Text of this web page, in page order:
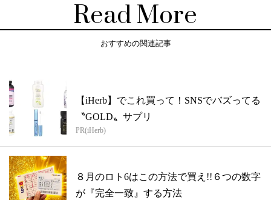
Read More
おすすめの関連記事
【iHerb】でこれ買って！SNSでバズってる
〝GOLD〟サプリ
PR(iHerb)
８月のロト6はこの方法で買え!!６つの数字
が『完全一致』する方法